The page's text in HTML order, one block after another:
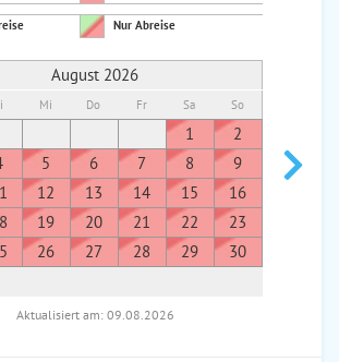
Nur Abreise
August 2026
Mi Do Fr Sa So
1
2
5 6 7 8
9
12 13 14 15
16
19 20 21 22
23
26 27 28 29
30
7
Aktualisiert am: 09.08.2026